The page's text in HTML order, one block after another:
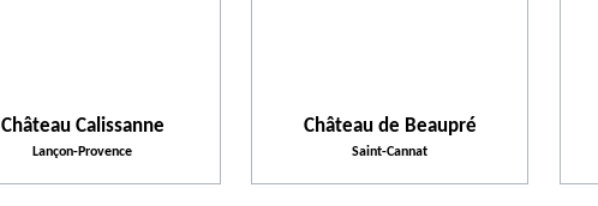
Château Calissanne
Lançon-Provence
Château de Beaupré
Saint-Cannat